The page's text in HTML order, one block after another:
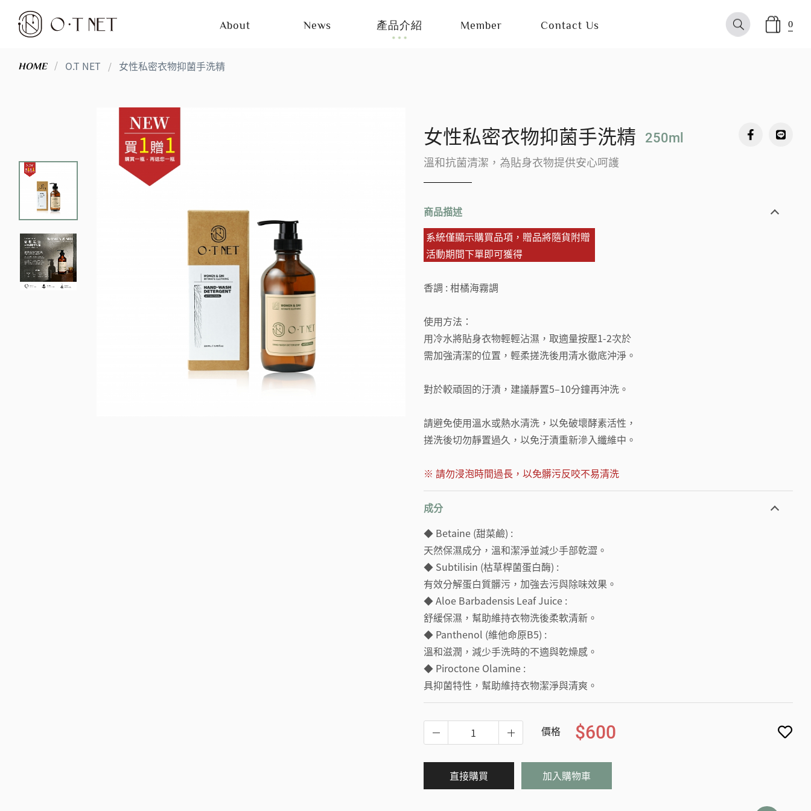
About News 產品介紹 Member Contact Us 0
HOME O.T NET 女性私密衣物抑菌手洗精
女性私密衣物抑菌手洗精 250ml
溫和抗菌清潔，為貼身衣物提供安心呵護
商品描述
系統僅顯示購買品項，贈品將隨貨附贈
活動期間下單即可獲得
香調 : 柑橘海霧調
使用方法：
用冷水將貼身衣物輕輕沾濕，取適量按壓1-2次於
需加強清潔的位置，輕柔搓洗後用清水徹底沖淨。
對於較頑固的汙漬，建議靜置5–10分鐘再沖洗。
請避免使用溫水或熱水清洗，以免破壞酵素活性，
搓洗後切勿靜置過久，以免汙漬重新滲入纖維中。
※ 請勿浸泡時間過長，以免髒污反咬不易清洗
成分
◆ Betaine (甜菜鹼) :
天然保濕成分，溫和潔淨並減少手部乾澀。
◆ Subtilisin (枯草桿菌蛋白酶) :
有效分解蛋白質髒污，加強去污與除味效果。
◆ Aloe Barbadensis Leaf Juice :
舒緩保濕，幫助維持衣物洗後柔軟清新。
◆ Panthenol (維他命原B5) :
溫和滋潤，減少手洗時的不適與乾燥感。
◆ Piroctone Olamine :
具抑菌特性，幫助維持衣物潔淨與清爽。
價格 $600
直接購買 加入購物車